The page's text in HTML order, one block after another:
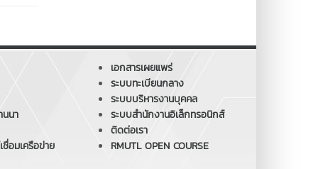
นา
อมเครือข่าย
เอกสารเผยแพร่
ระบบทะเบียนกลาง
ระบบบริหารงานบุคคล
ระบบสำนักงานอิเล็กทรอนิกส์
ติดต่อเรา
RMUTL OPEN COURSE